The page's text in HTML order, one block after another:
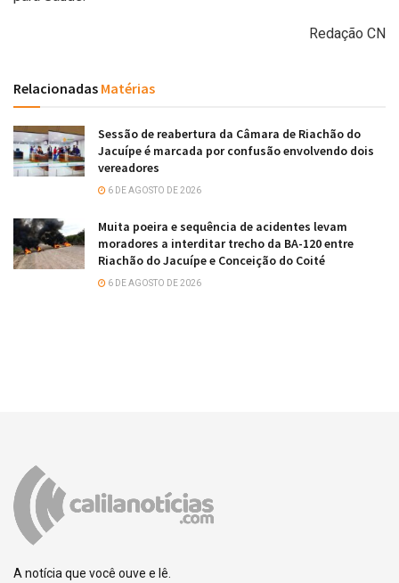
Redação CN
Relacionadas Matérias
Sessão de reabertura da Câmara de Riachão do
Jacuípe é marcada por confusão envolvendo dois
vereadores
6 DE AGOSTO DE 2026
Muita poeira e sequência de acidentes levam
moradores a interditar trecho da BA-120 entre
Riachão do Jacuípe e Conceição do Coité
6 DE AGOSTO DE 2026
A notícia que você ouve e lê.